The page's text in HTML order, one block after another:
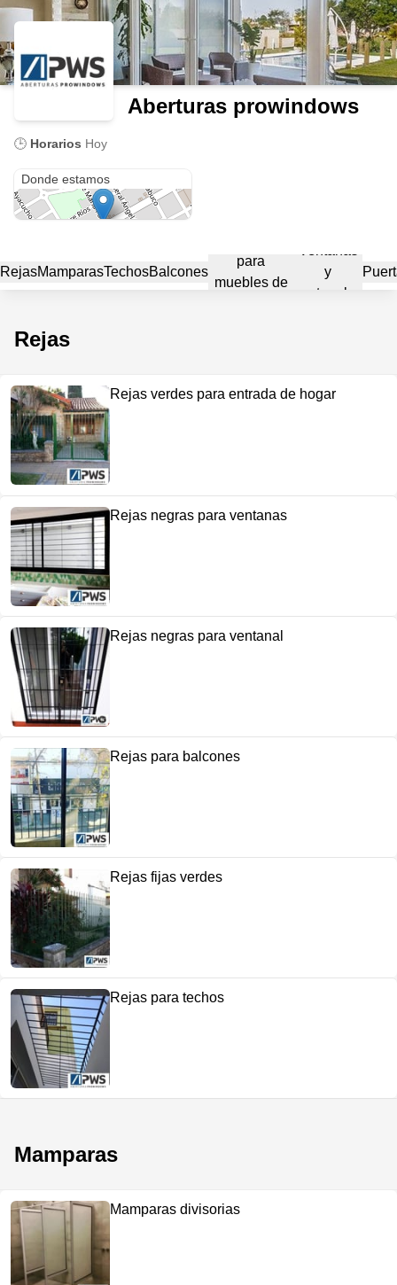
Aberturas prowindows
🕒 Horarios Hoy
Donde estamos
RejasMamparasTechosBalcones
para
muebles de
y
ventanales
Rejas
Rejas verdes para entrada de hogar
Rejas negras para ventanas
Rejas negras para ventanal
Rejas para balcones
Rejas fijas verdes
Rejas para techos
Mamparas
Mamparas divisorias